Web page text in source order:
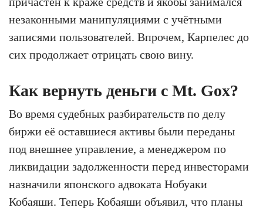
незаконными манипуляциями с учётными
записями пользователей. Впрочем, Карпелес до
сих продолжает отрицать свою вину.
Как вернуть деньги с Mt. Gox?
Во время судебных разбирательств по делу
биржи её оставшиеся активы были переданы
под внешнее управление, а менеджером по
ликвидации задолженности перед инвесторами
назначили японского адвоката Нобуаки
Кобаяши. Теперь Кобаяши объявил, что планы